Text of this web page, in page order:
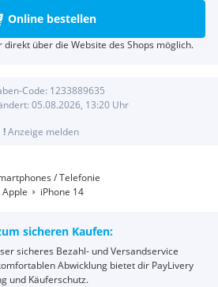
Online bestellen
über die Website des Shops möglich.
Code: 1233889635
05.08.2026, 13:20Uhr
!Anzeige melden
/ Telefonie
Apple iPhone 14
sicheren Kaufen:
sicheres Bezahl- und Versandservice
Abwicklung bietet dir PayLivery
und Käuferschutz.